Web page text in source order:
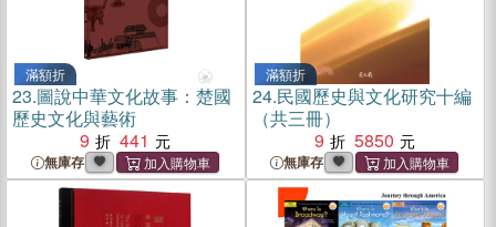
滿額折
23.圖說中華文化故事：楚國
歷史文化與藝術
9
441
無庫存
滿額折
24.民國歷史與文化研究十編
（共三冊）
9
5850
無庫存